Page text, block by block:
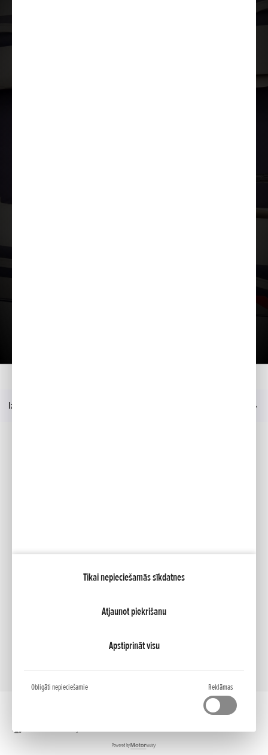
Tikai nepieciešamās sīkdatnes
Atjaunot piekrišanu
Apstiprināt visu
Obligāti nepieciešamie Reklāmas
Izvēlne
Powered by